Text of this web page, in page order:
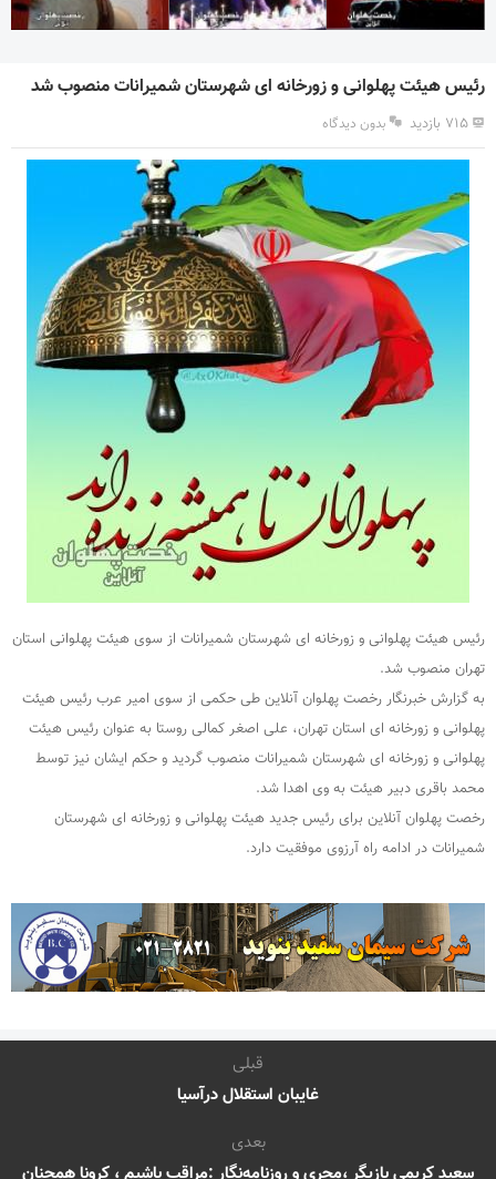
رئیس هیئت پهلوانی و زورخانه ای شهرستان شمیرانات منصوب شد
۷۱۵ بازدید بدون دیدگاه
رئیس هیئت پهلوانی و زورخانه ای شهرستان شمیرانات از سوی هیئت پهلوانی استان
تهران منصوب شد.
به گزارش خبرنگار رخصت پهلوان آنلاین طی حکمی از سوی امیر عرب رئیس هیئت
پهلوانی و زورخانه ای استان تهران، علی اصغر کمالی روستا به عنوان رئیس هیئت
پهلوانی و زورخانه ای شهرستان شمیرانات منصوب گردید و حکم ایشان نیز توسط
محمد باقری دبیر هیئت به وی اهدا شد.
رخصت پهلوان آنلاین برای رئیس جدید هیئت پهلوانی و زورخانه ای شهرستان
شمیرانات در ادامه راه آرزوی موفقیت دارد.
قبلی
غایبان استقلال درآسیا
بعدی
سعید کریمی بازیگر ،مجری و روزنامه‌نگار :مراقب باشیم ، کرونا همچنان